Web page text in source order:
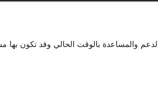
والمساعدة بالوقت الحالي وقد تكون بها